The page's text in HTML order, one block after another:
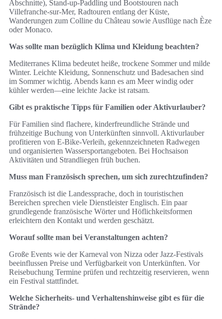
Abschnitte), Stand‑up‑Paddling und Bootstouren nach
Villefranche‑sur‑Mer, Radtouren entlang der Küste,
Wanderungen zum Colline du Château sowie Ausflüge nach Èze
oder Monaco.
Was sollte man bezüglich Klima und Kleidung beachten?
Mediterranes Klima bedeutet heiße, trockene Sommer und milde
Winter. Leichte Kleidung, Sonnenschutz und Badesachen sind
im Sommer wichtig. Abends kann es am Meer windig oder
kühler werden—eine leichte Jacke ist ratsam.
Gibt es praktische Tipps für Familien oder Aktivurlauber?
Für Familien sind flachere, kinderfreundliche Strände und
frühzeitige Buchung von Unterkünften sinnvoll. Aktivurlauber
profitieren von E‑Bike‑Verleih, gekennzeichneten Radwegen
und organisierten Wassersportangeboten. Bei Hochsaison
Aktivitäten und Strandliegen früh buchen.
Muss man Französisch sprechen, um sich zurechtzufinden?
Französisch ist die Landessprache, doch in touristischen
Bereichen sprechen viele Dienstleister Englisch. Ein paar
grundlegende französische Wörter und Höflichkeitsformen
erleichtern den Kontakt und werden geschätzt.
Worauf sollte man bei Veranstaltungen achten?
Große Events wie der Karneval von Nizza oder Jazz‑Festivals
beeinflussen Preise und Verfügbarkeit von Unterkünften. Vor
Reisebuchung Termine prüfen und rechtzeitig reservieren, wenn
ein Festival stattfindet.
Welche Sicherheits‑ und Verhaltenshinweise gibt es für die
Strände?